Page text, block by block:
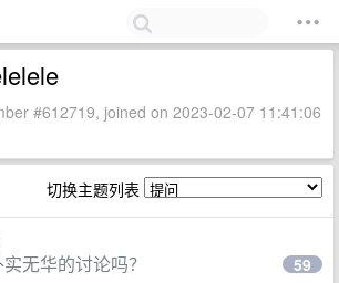
#612719, joined on 2023-02-07 11:41:06
切换主题列表
无华的讨论吗？ 59